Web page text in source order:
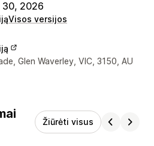
30, 2026
Visos versijos
Glen Waverley, VIC, 3150, AU
Žiūrėti visus